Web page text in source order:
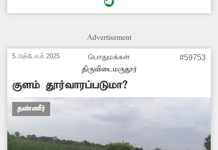
புதர்மண்டி கிடக்கிறது. இதனால் நீர் வழிந்தோட
நீர் கழிவுநீராக மாறி துர்நாற்றம் வீசுகிறது.
நோய் பரவும் அபாயம்
ஏற்படுகிறது.எனவே,சம்பந்தப்பட்ட அதிகாரிகள்
மேற்கண்ட பகுதியில் உள்ள வாய்க்காலை
தூர்வார நடவடிக்கை எடுக்க வேண்டும்.
Advertisement
5 அக்டோபர் 2025
பொதுமக்கள்
திருவிடைமருதூர்
#59753
குளம் தூர்வாரப்படுமா?
தண்ணீர்